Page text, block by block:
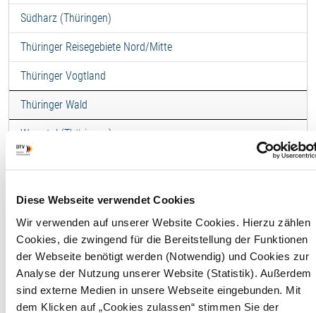
Diese Webseite verwendet Cookies
Wir verwenden auf unserer Website Cookies. Hierzu zählen
Cookies, die zwingend für die Bereitstellung der Funktionen
der Webseite benötigt werden (Notwendig) und Cookies zur
Analyse der Nutzung unserer Website (Statistik). Außerdem
sind externe Medien in unsere Webseite eingebunden. Mit
dem Klicken auf „Cookies zulassen“ stimmen Sie der
Südharz (Thüringen)
Thüringer Reisegebiete Nord/Mitte
Thüringer Vogtland
Thüringer Wald
Werratal (Thüringen)
Ferienwohnung -
"Linsenwiese" EG
F
Wohnfläche
60,00
Maximale